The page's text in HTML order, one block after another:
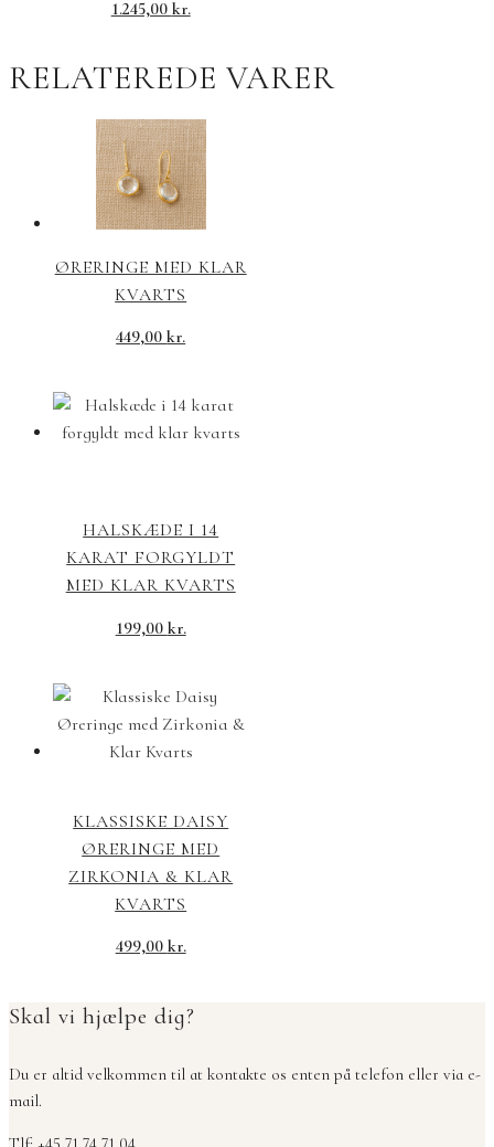
1.245,00 kr.
RELATEREDE VARER
ØRERINGE MED KLAR
KVARTS
449,00kr.
HALSKÆDE I 14
KARAT FORGYLDT
MED KLAR KVARTS
199,00 kr.
KLASSISKE DAISY
ØRERINGE MED
ZIRKONIA & KLAR
KVARTS
499,00 kr.
Skal vi hjælpe dig?
Du er altid velkommen til at kontakte os enten på telefon eller via e-
mail.